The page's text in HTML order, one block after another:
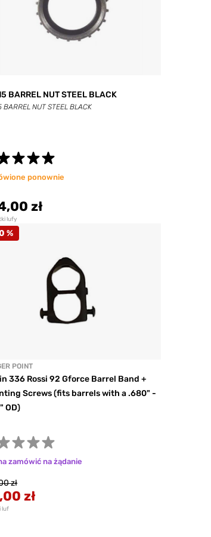
BARREL NUT STEEL BLACK
BARREL NUT STEEL BLACK
lufy
ponownie
zł
%
POINT
336 Rossi 92 Gforce Barrel Band +
Screws (fits barrels with a .680" -
OD)
luf
zamówić na żądanie
zł
zł